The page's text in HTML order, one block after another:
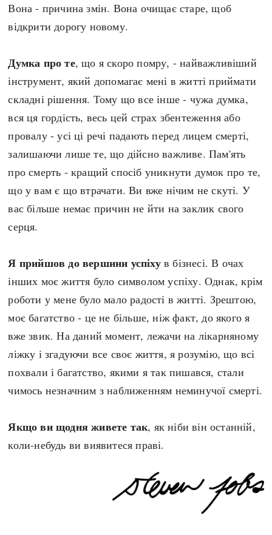
Вона - причина змін. Вона очищає старе, щоб
відкрити дорогу новому.
Думка про те, що я скоро помру, - найважливіший
інструмент, який допомагає мені в житті приймати
складні рішення. Тому що все інше - чужа думка,
вся ця гордість, весь цей страх збентеження або
провалу - усі ці речі падають перед лицем смерті,
залишаючи лише те, що дійсно важливе. Пам'ять
про смерть - кращий спосіб уникнути думок про те,
що у вам є що втрачати. Ви вже нічим не скуті. У
вас більше немає причин не йти на заклик свого
серця.
Я прийшов до вершини успіхув бізнесі. В очах
інших моє життя було символом успіху. Однак, крім
роботи у мене було мало радості в житті. Зрештою,
моє багатство - це не більше, ніж факт, до якого я
вже звик. На даний момент, лежачи на лікарняному
ліжку і згадуючи все своє життя, я розумію, що всі
похвали і багатство, якими я так пишався, стали
чимось незначним з наближенням неминучої смерті.
Якщо ви щодня живете так, як ніби він останній,
коли-небудь ви виявитеся праві.